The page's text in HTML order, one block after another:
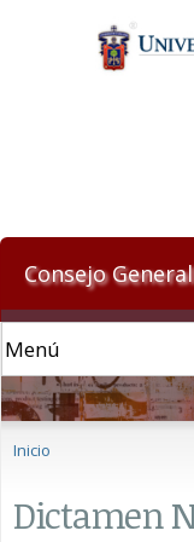
Consejo
Inicio
Dictamen